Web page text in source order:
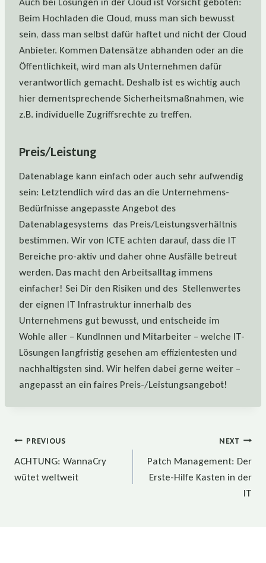
Beim Hochladen die Cloud, muss man sich bewusst
sein, dass man selbst dafür haftet und nicht der Cloud
Anbieter. Kommen Datensätze abhanden oder an die
Öffentlichkeit, wird man als Unternehmen dafür
verantwortlich gemacht. Deshalb ist es wichtig auch
hier dementsprechende Sicherheitsmaßnahmen, wie
z.B. individuelle Zugriffsrechte zu treffen.
Preis/Leistung
Datenablage kann einfach oder auch sehr aufwendig
sein: Letztendlich wird das an die Unternehmens-
Bedürfnisse angepasste Angebot des
Datenablagesystems das Preis/Leistungsverhältnis
bestimmen. Wir von ICTE achten darauf, dass die IT
Bereiche pro-aktiv und daher ohne Ausfälle betreut
werden. Das macht den Arbeitsalltag immens
einfacher! Sei Dir den Risiken und des Stellenwertes
der eignen IT Infrastruktur innerhalb des
Unternehmens gut bewusst, und entscheide im
Wohle aller – KundInnen und Mitarbeiter – welche IT-
Lösungen langfristig gesehen am effizientesten und
nachhaltigsten sind. Wir helfen dabei gerne weiter –
angepasst an ein faires Preis-/Leistungsangebot!
Beitragsnavigation
PREVIOUS
ACHTUNG: WannaCry
wütet weltweit
NEXT
Patch Management: Der
Erste-Hilfe Kasten in der
IT